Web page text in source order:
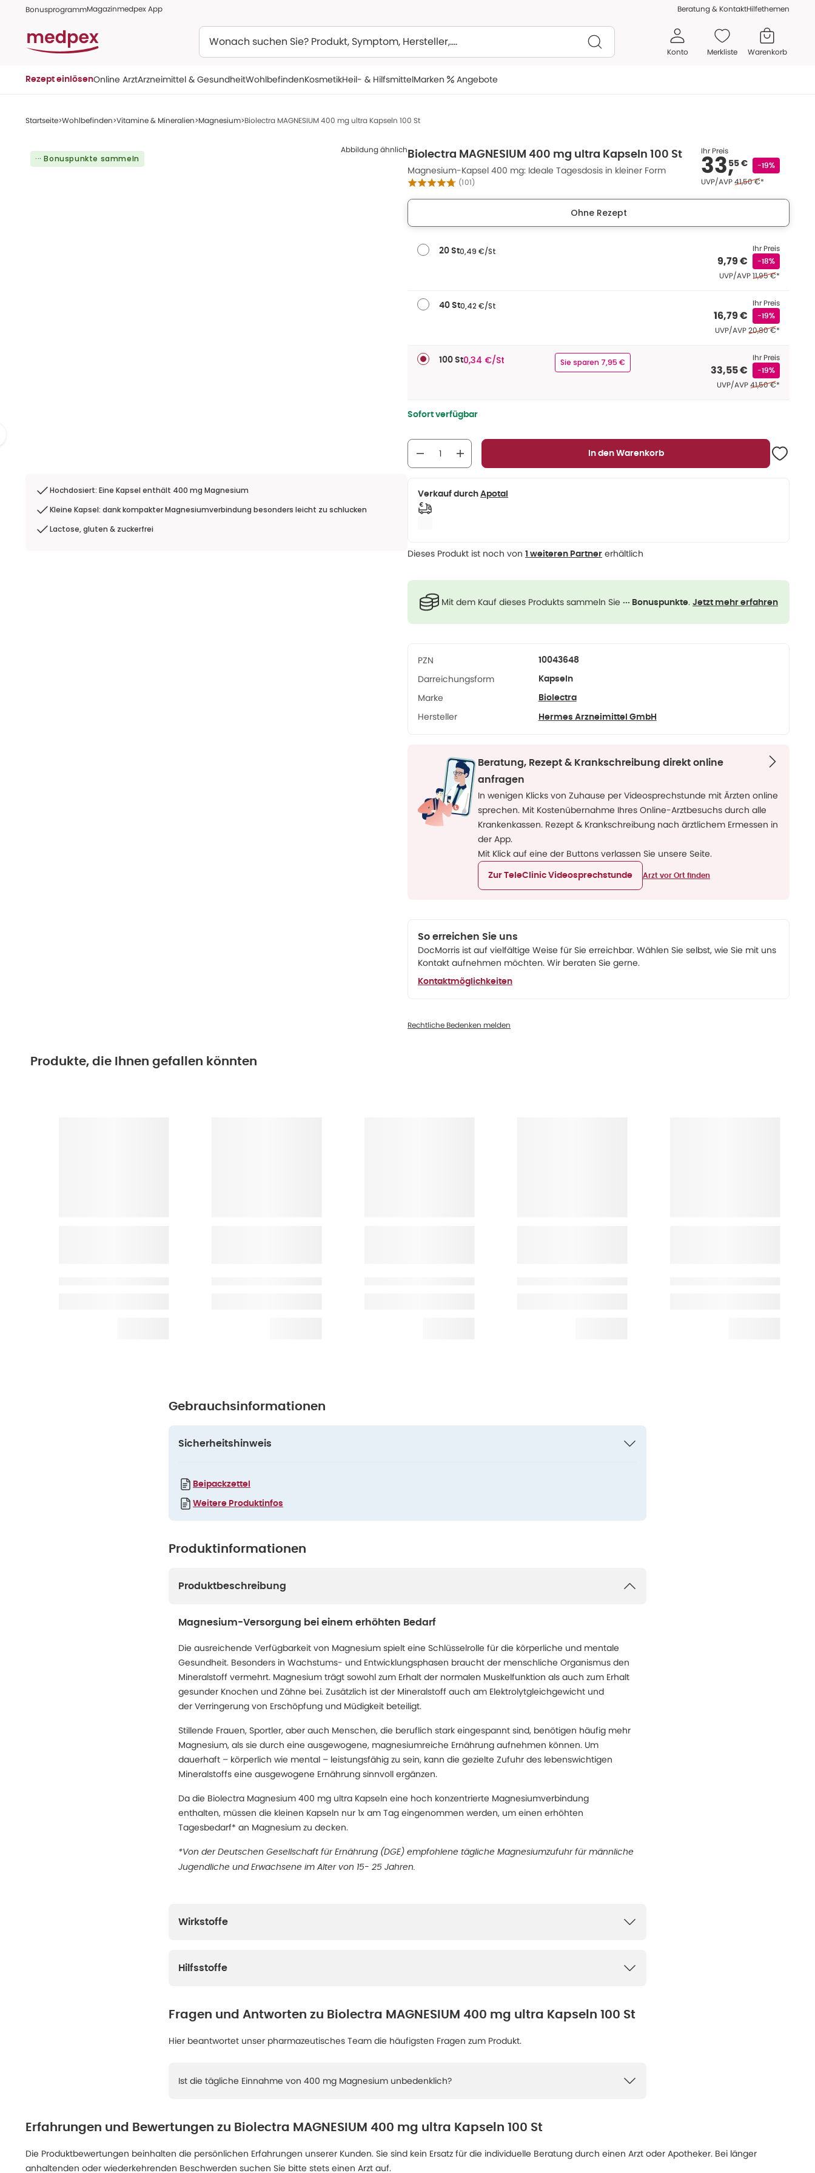
BonusprogrammMagazinmedpex App Beratung & KontaktHilfethemen
Konto Merkliste Warenkorb
Rezept einlösenOnline ArztArzneimittel & GesundheitWohlbefindenKosmetikHeil- & HilfsmittelMarken Angebote
Startseite Wohlbefinden Vitamine & Mineralien Magnesium Biolectra MAGNESIUM 400 mg ultra Kapseln 100 St
··· Bonuspunkte sammeln
Abbildung ähnlich
Hochdosiert: Eine Kapsel enthält 400 mg Magnesium
Kleine Kapsel: dank kompakter Magnesiumverbindung besonders leicht zu schlucken
Lactose, gluten & zuckerfrei
Biolectra MAGNESIUM 400 mg ultra Kapseln 100 St
Magnesium-Kapsel 400 mg: Ideale Tagesdosis in kleiner Form
(101)
Ihr Preis
33,55 € -19%
UVP/AVPEhemaliger Preis (U V
41,50 €*
Ohne Rezept
20 St0,49 €/St Ihr Preis
9,79 € -18%
UVP/AVPEhemaliger Preis
11,95 €*
40 St0,42 €/St Ihr Preis
16,79 € -19%
UVP/AVPEhemaliger Preis
20,80 €*
100 St0,34 €/St Sie sparen 7,95 € Ihr Preis
33,55 € -19%
UVP/AVPEhemaliger Preis
41,50 €*
Sofort verfügbar
In den Warenkorb
Verkauf durch Apotal
Dieses Produkt ist noch von 1 weiteren Partner erhältlich
Mit dem Kauf dieses Produkts sammeln Sie ··· Bonuspunkte. Jetzt mehr erfahren
PZN 10043648
Darreichungsform Kapseln
Marke Biolectra
Hersteller Hermes Arzneimittel GmbH
Beratung, Rezept & Krankschreibung direkt online
anfragen
In wenigen Klicks von Zuhause per Videosprechstunde mit Ärzten online
sprechen. Mit Kostenübernahme Ihres Online-Arztbesuchs durch alle
Krankenkassen. Rezept & Krankschreibung nach ärztlichem Ermessen in
der App.
Mit Klick auf eine der Buttons verlassen Sie unsere Seite.
Zur TeleClinic Videosprechstunde Arzt vor Ort finden
So erreichen Sie uns
DocMorris ist auf vielfältige Weise für Sie erreichbar. Wählen Sie selbst, wie Sie mit uns
Kontakt aufnehmen möchten. Wir beraten Sie gerne.
Kontaktmöglichkeiten
Rechtliche Bedenken melden
Produkte, die Ihnen gefallen könnten
Gebrauchsinformationen
Sicherheitshinweis
Beipackzettel
Weitere Produktinfos
Produktinformationen
Produktbeschreibung
Magnesium-Versorgung bei einem erhöhten Bedarf
Die ausreichende Verfügbarkeit von Magnesium spielt eine Schlüsselrolle für die körperliche und mentale
Gesundheit. Besonders in Wachstums- und Entwicklungsphasen braucht der menschliche Organismus den
Mineralstoff vermehrt. Magnesium trägt sowohl zum Erhalt der normalen Muskelfunktion als auch zum Erhalt
gesunder Knochen und Zähne bei. Zusätzlich ist der Mineralstoff auch am Elektrolytgleichgewicht und
der Verringerung von Erschöpfung und Müdigkeit beteiligt.
Stillende Frauen, Sportler, aber auch Menschen, die beruflich stark eingespannt sind, benötigen häufig mehr
Magnesium, als sie durch eine ausgewogene, magnesiumreiche Ernährung aufnehmen können. Um
dauerhaft – körperlich wie mental – leistungsfähig zu sein, kann die gezielte Zufuhr des lebenswichtigen
Mineralstoffs eine ausgewogene Ernährung sinnvoll ergänzen.
Da die Biolectra Magnesium 400 mg ultra Kapseln eine hoch konzentrierte Magnesiumverbindung
enthalten, müssen die kleinen Kapseln nur 1x am Tag eingenommen werden, um einen erhöhten
Tagesbedarf* an Magnesium zu decken.
*Von der Deutschen Gesellschaft für Ernährung (DGE) empfohlene tägliche Magnesiumzufuhr für männliche
Jugendliche und Erwachsene im Alter von 15- 25 Jahren.
Wirkstoffe
Hilfsstoffe
Fragen und Antworten zu Biolectra MAGNESIUM 400 mg ultra Kapseln 100 St
Hier beantwortet unser pharmazeutisches Team die häufigsten Fragen zum Produkt.
Ist die tägliche Einnahme von 400 mg Magnesium unbedenklich?
Erfahrungen und Bewertungen zu Biolectra MAGNESIUM 400 mg ultra Kapseln 100 St
Die Produktbewertungen beinhalten die persönlichen Erfahrungen unserer Kunden. Sie sind kein Ersatz für die individuelle Beratung durch einen Arzt oder Apotheker. Bei länger
anhaltenden oder wiederkehrenden Beschwerden suchen Sie bitte stets einen Arzt auf.